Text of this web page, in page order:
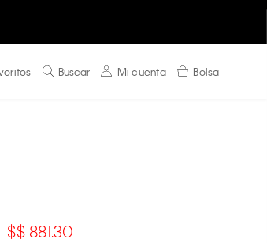
Buscar Mi cuenta Bolsa
$ 881.30